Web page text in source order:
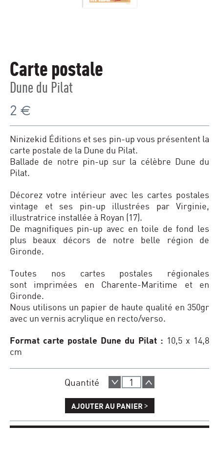
Carte postale
Dune du Pilat
2 €
Ninizekid Éditions et ses pin-up vous présentent la
carte postale de la Dune du Pilat.
Ballade de notre pin-up sur la célèbre Dune du
Pilat.
Décorez votre intérieur avec les cartes postales
vintage et ses pin-up illustrées par Virginie,
illustratrice installée à Royan (17).
De magnifiques pin-up avec en toile de fond les
plus beaux décors de notre belle région de
Gironde.
Toutes nos cartes postales régionales
sont imprimées en Charente-Maritime et en
Gironde.
Nous utilisons un papier de haute qualité en 350gr
avec un vernis acrylique en recto/verso.
Format carte postale Dune du Pilat : 10,5 x 14,8
cm
Quantité
AJOUTER AU PANIER >